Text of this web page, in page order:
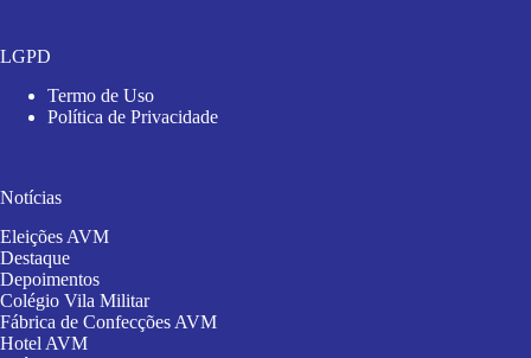
LGPD
Termo de Uso
Política de Privacidade
Notícias
Eleições AVM
Destaque
Depoimentos
Colégio Vila Militar
Fábrica de Confecções AVM
Hotel AVM